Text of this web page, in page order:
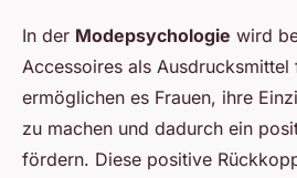
In der Modepsychologie wird
Accessoires als Ausdrucksmittel
ermöglichen es Frauen, ihre
zu machen und dadurch ein
fördern. Diese positive